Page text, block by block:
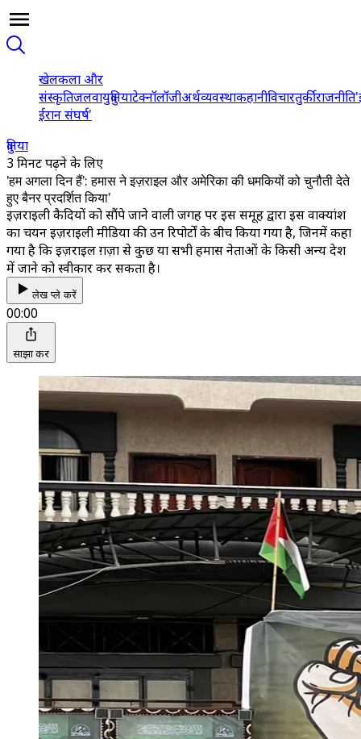
खेलकला और
संस्कृतिजलवायुदुनियाटेक्नॉलॉजीअर्थव्यवस्थाकहानीविचारतुर्कीराजनीति
ईरान संघर्ष'
दुनिया
3 मिनट पढ़ने के लिए
'हम अगला दिन हैं': हमास ने इज़राइल और अमेरिका की धमकियों को चुनौती देते
हुए बैनर प्रदर्शित किया'
इज़राइली कैदियों को सौंपे जाने वाली जगह पर इस समूह द्वारा इस वाक्यांश
का चयन इज़राइली मीडिया की उन रिपोर्टों के बीच किया गया है, जिनमें कहा
गया है कि इज़राइल ग़ज़ा से कुछ या सभी हमास नेताओं के किसी अन्य देश
में जाने को स्वीकार कर सकता है।
लेख प्ले करें
00:00
साझा करें